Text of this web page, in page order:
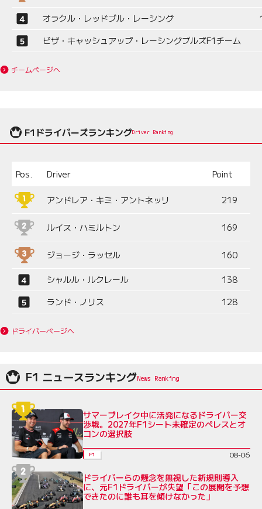
オラクル・レッドブル・レーシング
ビザ・キャッシュアップ・レーシングブルズF1チーム
チームページへ
F1ドライバーズランキングDriver Ranking
Pos. Driver Point
アンドレア・キミ・アントネッリ 219
ルイス・ハミルトン 169
ジョージ・ラッセル 160
シャルル・ルクレール
138
ランド・ノリス
128
ドライバーページへ
F1 ニュースランキング
サマーブレイク中に活発になるドライバー交
渉戦。2027年F1シート未確定のペレスとオ
コンの選択肢
F1 08-06
ドライバーらの懸念を無視した新規則導入
に、元F1ドライバーが失望「この展開を予想
できたのに誰も耳を傾けなかった」